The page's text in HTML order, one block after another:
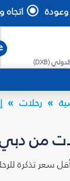
اتجاه
(
DXB
)
رحلات
من
سعر تذكرة